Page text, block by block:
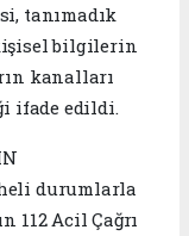
tanımadık
bilgilerin
kanalları
ifade edildi.
durumlarla
112 Acil Çağrı